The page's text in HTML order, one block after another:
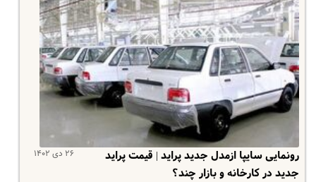
۲۶ دی ۱۴۰۲
رونمایی سایپا ازمدل جدید پراید | قیمت پراید
جدید در کارخانه و بازار چند؟